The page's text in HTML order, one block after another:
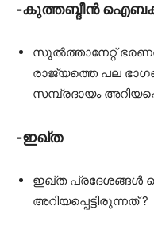
-കുത്തബ്ദീൻ
സുൽത്താനേറ്റ്
രാജ്യത്തെ പല
സമ്പ്രദായം
-ഇഖ്ത
ഇഖ്ത പ്രദേശങ്ങൾ
അറിയപ്പെട്ടിരുന്നത് ?